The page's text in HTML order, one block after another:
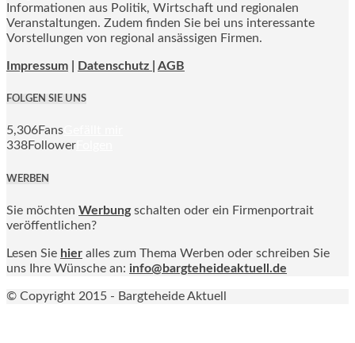
Informationen aus Politik, Wirtschaft und regionalen
Veranstaltungen. Zudem finden Sie bei uns interessante
Vorstellungen von regional ansässigen Firmen.
Impressum Datenschutz | AGB
FOLGEN SIE UNS
5,306Fans
338Follower
WERBEN
Sie möchten Werbung schalten oder ein Firmenportrait
veröffentlichen?
Lesen Sie hier alles zum Thema Werben oder schreiben Sie
uns Ihre Wünsche an: info@bargteheideaktuell.de
© Copyright 2015 - Bargteheide Aktuell